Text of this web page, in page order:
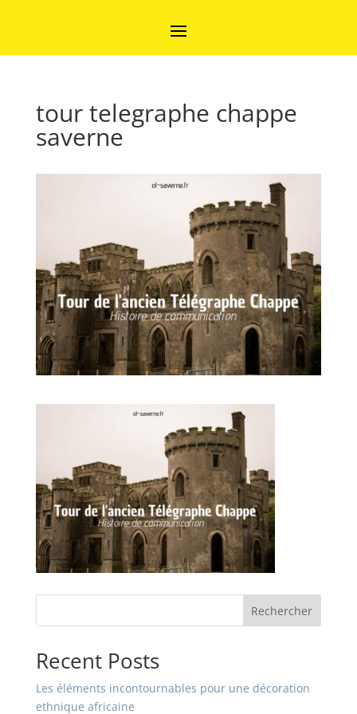
tour telegraphe chappe
saverne
Rechercher
Recent Posts
Les éléments incontournables pour une décoration
ethnique africaine